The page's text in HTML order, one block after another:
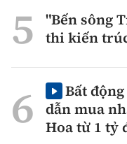
"Bến sông
thi kiến
Bất
dẫn mua
Hoa từ 1 tỷ